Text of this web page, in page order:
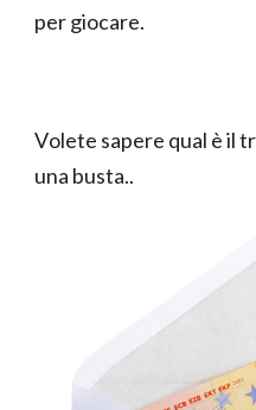
per giocare.
Volete sapere qual è il
una busta..